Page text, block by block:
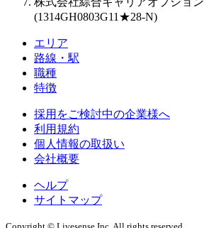
(1314GH0803G11★28-N)
エリア
路線・駅
職種
特徴
採用をご検討中の企業様へ
利用規約
個人情報の取扱い
会社概要
ヘルプ
サイトマップ